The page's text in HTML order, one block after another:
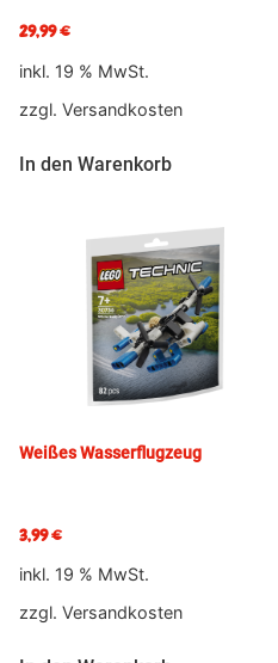
29,99€
inkl. 19 % MwSt.
zzgl. Versandkosten
In den Warenkorb
Weißes Wasserflugzeug
3,99€
inkl. 19 % MwSt.
zzgl. Versandkosten